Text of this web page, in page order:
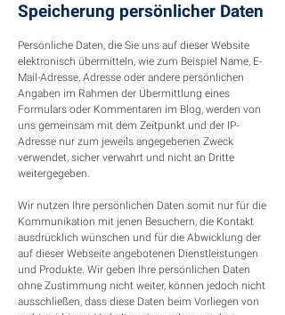
Speicherung persönlicher Daten
Persönliche Daten, die Sie uns auf dieser Website
elektronisch übermitteln, wie zum Beispiel Name, E-
Mail-Adresse, Adresse oder andere persönlichen
Angaben im Rahmen der Übermittlung eines
Formulars oder Kommentaren im Blog, werden von
uns gemeinsam mit dem Zeitpunkt und der IP-
Adresse nur zum jeweils angegebenen Zweck
verwendet, sicher verwahrt und nicht an Dritte
weitergegeben.
Wir nutzen Ihre persönlichen Daten somit nur für die
Kommunikation mit jenen Besuchern, die Kontakt
ausdrücklich wünschen und für die Abwicklung der
auf dieser Webseite angebotenen Dienstleistungen
und Produkte. Wir geben Ihre persönlichen Daten
ohne Zustimmung nicht weiter, können jedoch nicht
ausschließen, dass diese Daten beim Vorliegen von